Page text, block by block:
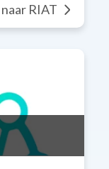
naar RIAT